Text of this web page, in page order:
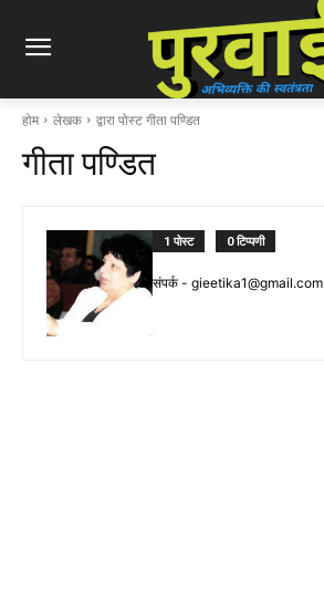
होम लेखक द्वारा पोस्ट गीता पण्डित
गीता पण्डित
1 पोस्ट 0 टिप्पणी
संपर्क - gieetika1@gmail.com